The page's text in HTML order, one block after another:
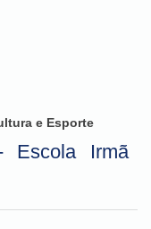
e Esporte
Escola Irmã